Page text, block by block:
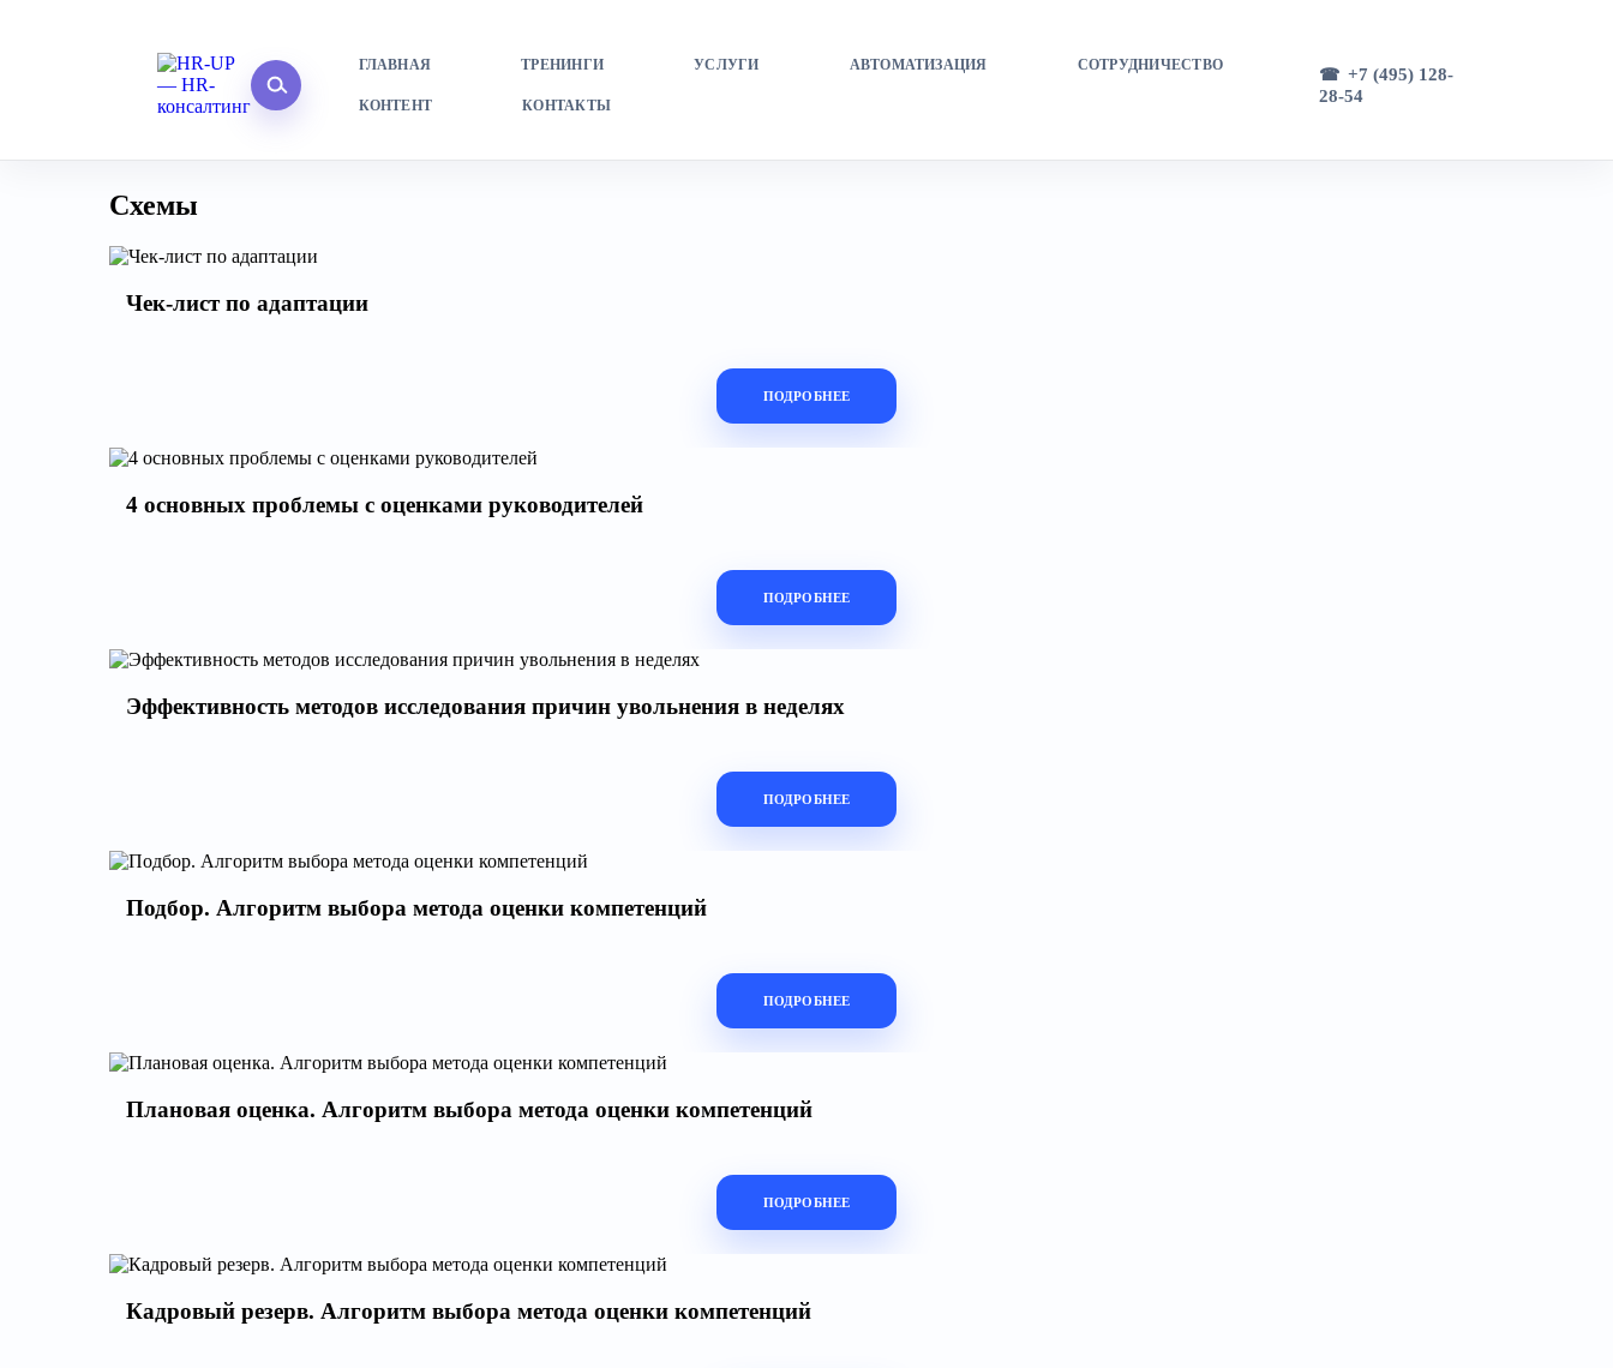
ГЛАВНАЯ ТРЕНИНГИ УСЛУГИ АВТОМАТИЗАЦИЯ СОТРУДНИЧЕСТВО
КОНТЕНТ КОНТАКТЫ
+7 (495) 128-
28-54
Схемы
Чек-лист по адаптации
ПОДРОБНЕЕ
4 основных проблемы с оценками руководителей
ПОДРОБНЕЕ
Эффективность методов исследования причин увольнения в неделях
ПОДРОБНЕЕ
Подбор. Алгоритм выбора метода оценки компетенций
ПОДРОБНЕЕ
Плановая оценка. Алгоритм выбора метода оценки компетенций
ПОДРОБНЕЕ
Кадровый резерв. Алгоритм выбора метода оценки компетенций